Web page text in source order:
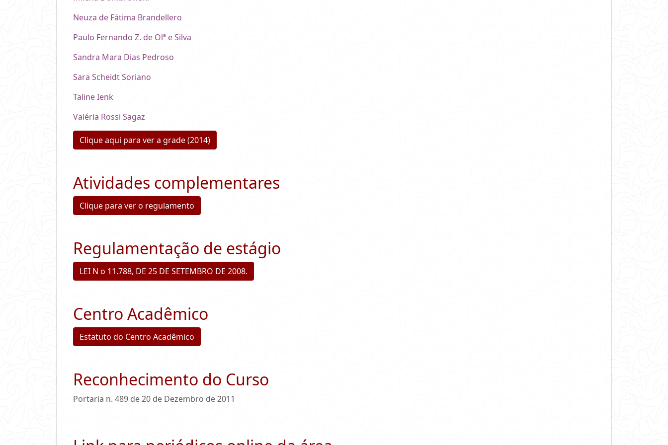
Neuza de Fátima Brandellero
Paulo Fernando Z. de Olª e Silva
Sandra Mara Dias Pedroso
Sara Scheidt Soriano
Taline Ienk
Valéria Rossi Sagaz
Clique aqui para ver a grade (2014)
Atividades complementares
Clique para ver o regulamento
Regulamentação de estágio
LEI N o 11.788, DE 25 DE SETEMBRO DE 2008.
Centro Acadêmico
Estatuto do Centro Acadêmico
Reconhecimento do Curso
Portaria n. 489 de 20 de Dezembro de 2011